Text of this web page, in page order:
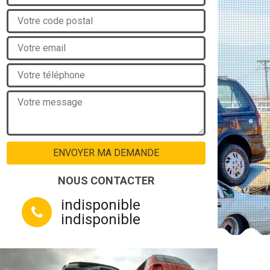
NOUS CONTACTER
indisponible
indisponible